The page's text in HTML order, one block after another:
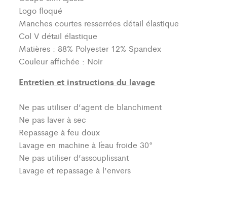
Logo floqué
Manches courtes resserrées détail élastique
Col V détail élastique
Matières : 88% Polyester 12% Spandex
Couleur affichée : Noir
Entretien et instructions du lavage
Ne pas utiliser d’agent de blanchiment
Ne pas laver à sec
Repassage à feu doux
Lavage en machine à l´eau froide 30°
Ne pas utiliser d’assouplissant
Lavage et repassage à l’envers